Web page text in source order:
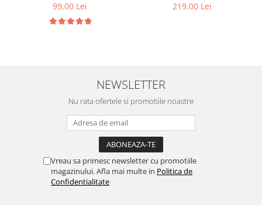
99,00 Lei
219,00 Lei
NEWSLETTER
Nu rata ofertele si promotiile noastre
Vreau sa primesc newsletter cu promotiile
magazinului. Afla mai multe in Politica de
Confidentialitate